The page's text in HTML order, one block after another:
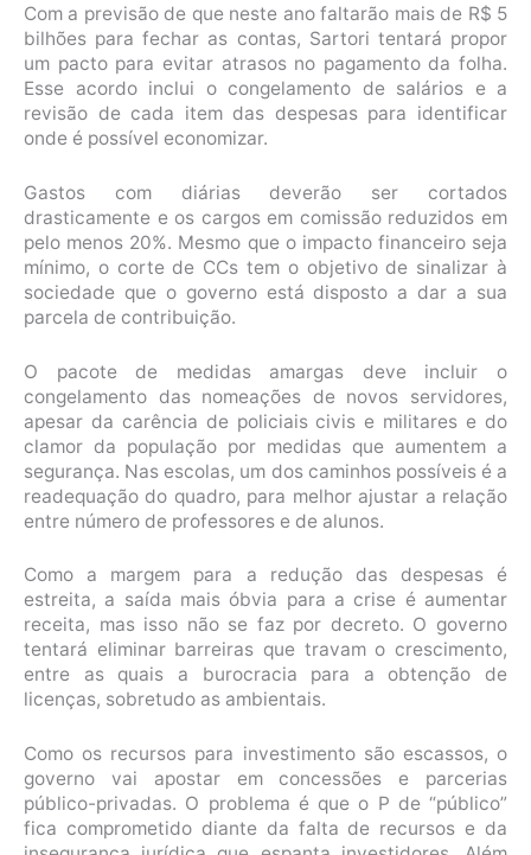
Com a previsão de que neste ano faltarão mais de R$ 5
bilhões para fechar as contas, Sartori tentará propor
um pacto para evitar atrasos no pagamento da folha.
Esse acordo inclui o congelamento de salários e a
revisão de cada item das despesas para identificar
onde é possível economizar.
Gastos com diárias deverão ser cortados
drasticamente e os cargos em comissão reduzidos em
pelo menos 20%. Mesmo que o impacto financeiro seja
mínimo, o corte de CCs tem o objetivo de sinalizar à
sociedade que o governo está disposto a dar a sua
parcela de contribuição.
O pacote de medidas amargas deve incluir o
congelamento das nomeações de novos servidores,
apesar da carência de policiais civis e militares e do
clamor da população por medidas que aumentem a
segurança. Nas escolas, um dos caminhos possíveis é a
readequação do quadro, para melhor ajustar a relação
entre número de professores e de alunos.
Como a margem para a redução das despesas é
estreita, a saída mais óbvia para a crise é aumentar
receita, mas isso não se faz por decreto. O governo
tentará eliminar barreiras que travam o crescimento,
entre as quais a burocracia para a obtenção de
licenças, sobretudo as ambientais.
Como os recursos para investimento são escassos, o
governo vai apostar em concessões e parcerias
público-privadas. O problema é que o P de “público”
fica comprometido diante da falta de recursos e da